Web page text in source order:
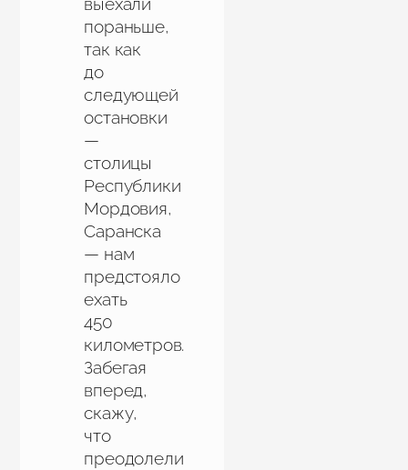
пораньше,
так как
до
следующей
остановки
—
столицы
Республики
Мордовия,
Саранска
— нам
предстояло
ехать
450
километров.
Забегая
вперед,
скажу,
что
преодолели